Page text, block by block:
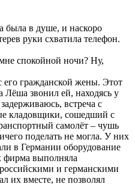
была в душе, и наскоро
руки схватила телефон.
спокойной ночи? Ну,
гражданской жены. Этот
Лёша звонил ей, находясь у
встреча с
кладовщики, сошедший с
самолёт – чушь
поделать не могла. У них
в Германии оборудование
фирма выполняла
и германскими
их вместе, не позволял